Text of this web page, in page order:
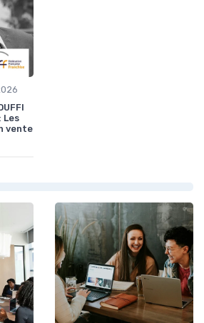
Les
vente